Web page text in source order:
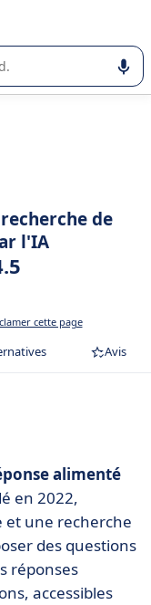
la sélection de
de
l'IA
cette page
Avis
alimenté
en 2022,
et une recherche
des questions
réponses
accessibles